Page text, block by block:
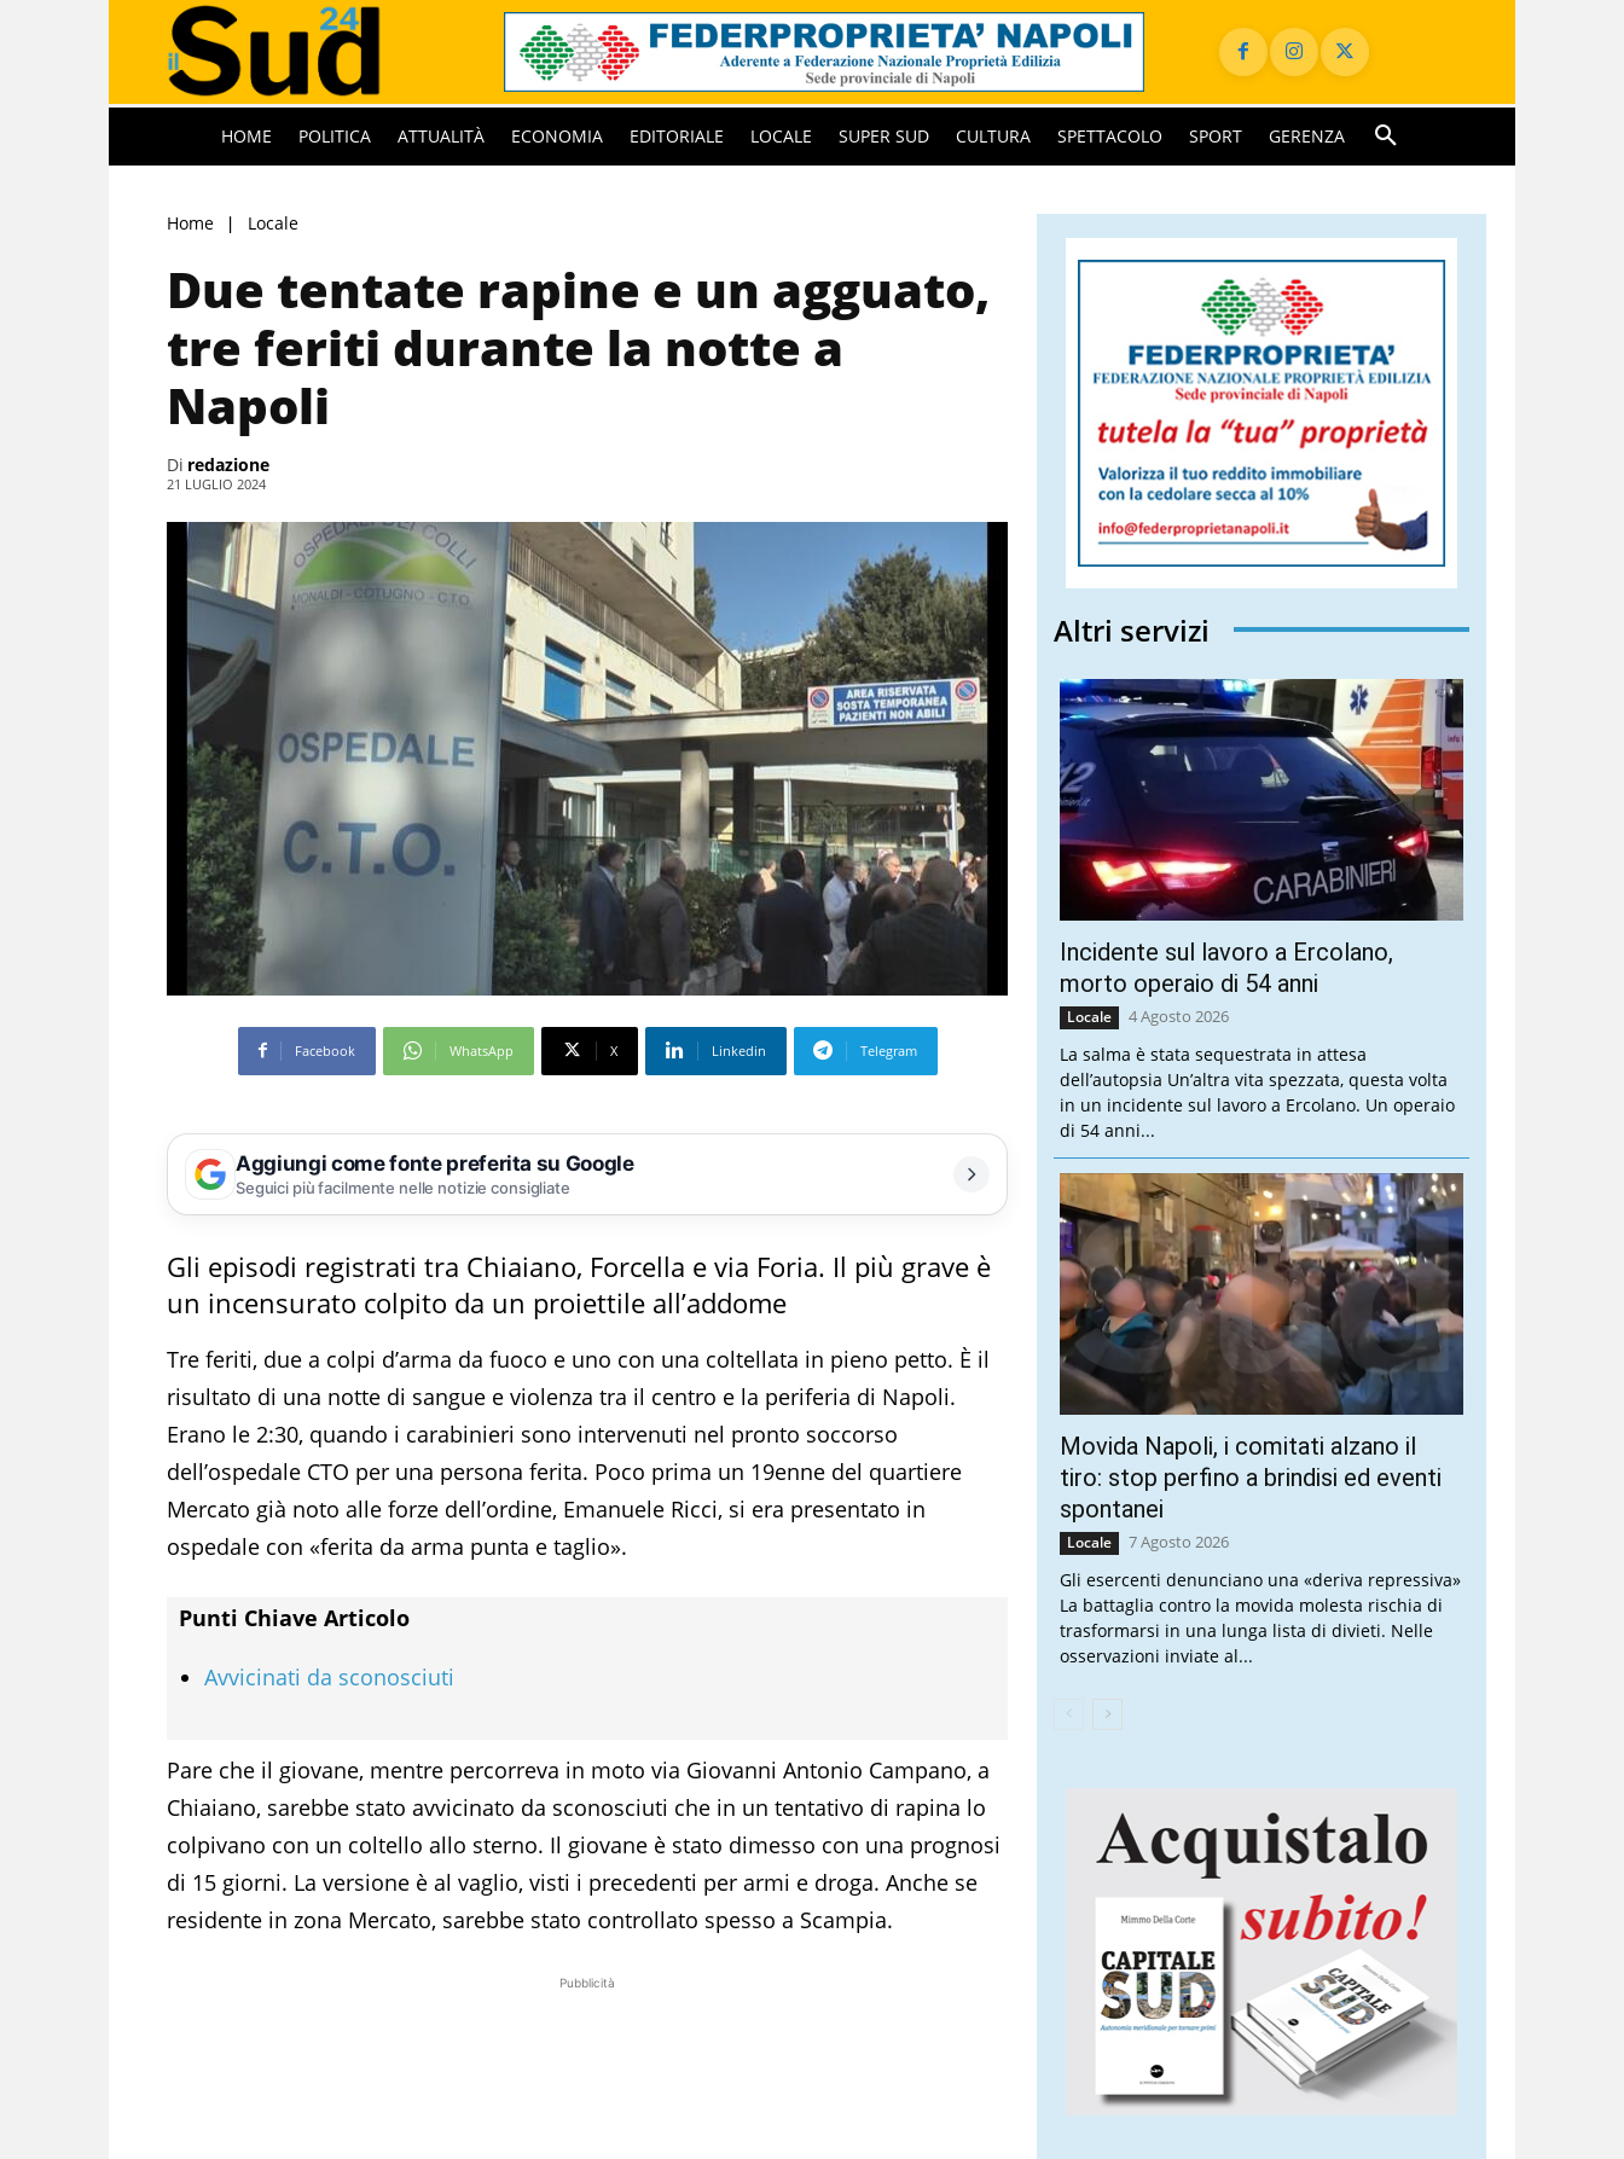
HOME POLITICA ATTUALITÀ ECONOMIA EDITORIALE LOCALE SUPER SUD CULTURA SPETTACOLO SPORT GERENZA
Home Locale
Due tentate rapine e un agguato,
tre feriti durante la notte a
Napoli
Di redazione
21 LUGLIO 2024
Facebook WhatsApp X Linkedin Telegram
Aggiungi come fonte preferita su Google
Seguici più facilmente nelle notizie consigliate
Gli episodi registrati tra Chiaiano, Forcella e via Foria. Il più grave è
un incensurato colpito da un proiettile all’addome
Tre feriti, due a colpi d’arma da fuoco e uno con una coltellata in pieno petto. È il
risultato di una notte di sangue e violenza tra il centro e la periferia di Napoli.
Erano le 2:30, quando i carabinieri sono intervenuti nel pronto soccorso
dell’ospedale CTO per una persona ferita. Poco prima un 19enne del quartiere
Mercato già noto alle forze dell’ordine, Emanuele Ricci, si era presentato in
ospedale con «ferita da arma punta e taglio».
Punti Chiave Articolo
Avvicinati da sconosciuti
Pare che il giovane, mentre percorreva in moto via Giovanni Antonio Campano, a
Chiaiano, sarebbe stato avvicinato da sconosciuti che in un tentativo di rapina lo
colpivano con un coltello allo sterno. Il giovane è stato dimesso con una prognosi
di 15 giorni. La versione è al vaglio, visti i precedenti per armi e droga. Anche se
residente in zona Mercato, sarebbe stato controllato spesso a Scampia.
Pubblicità
Altri servizi
Incidente sul lavoro a Ercolano,
morto operaio di 54 anni
Locale 4 Agosto 2026
La salma è stata sequestrata in attesa
dell’autopsia Un’altra vita spezzata, questa volta
in un incidente sul lavoro a Ercolano. Un operaio
di 54 anni...
Movida Napoli, i comitati alzano il
tiro: stop perfino a brindisi ed eventi
spontanei
Locale 7 Agosto 2026
Gli esercenti denunciano una «deriva repressiva»
La battaglia contro la movida molesta rischia di
trasformarsi in una lunga lista di divieti. Nelle
osservazioni inviate al...